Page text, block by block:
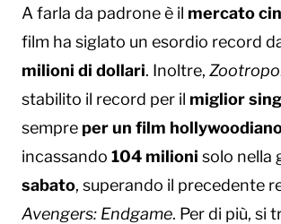
A farla da padrone è il mercato
film ha siglato un esordio record
milioni di dollari. Inoltre,
stabilito il record per il miglior
sempre per un film
incassando 104 milioni solo nella
sabato, superando il precedente
Avengers: Endgame. Per di più, si